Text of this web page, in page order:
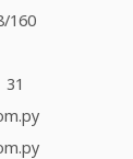
160